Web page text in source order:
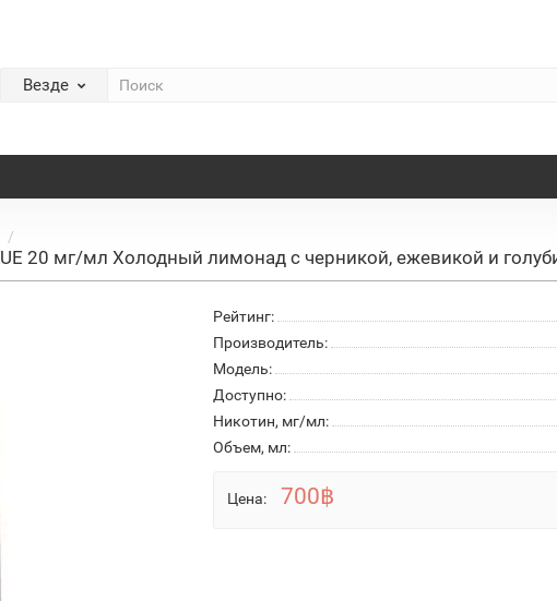
Везде
20 мг/мл Холодный лимонад с черникой, ежевикой и
Рейтинг:
Производитель:
Модель:
Доступно:
Никотин, мг/мл:
Объем, мл:
Цена: 700฿